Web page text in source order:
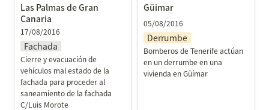
Las Palmas de Gran
Canaria
17/08/2016
Fachada
Cierre y evacuación de
vehículos mal estado de la
fachada para proceder al
saneamiento de la fachada
C/Luis Morote
Güimar
05/08/2016
Derrumbe
Bomberos de Tenerife actúan
en un derrumbe en una
vivienda en Güímar